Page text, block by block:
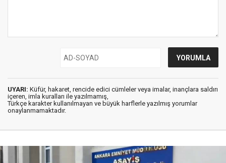
UYARI: Küfür, hakaret, rencide edici cümleler veya imalar, inançlara saldırı
içeren, imla kuralları ile yazılmamış,
Türkçe karakter kullanılmayan ve büyük harflerle yazılmış yorumlar
onaylanmamaktadır.